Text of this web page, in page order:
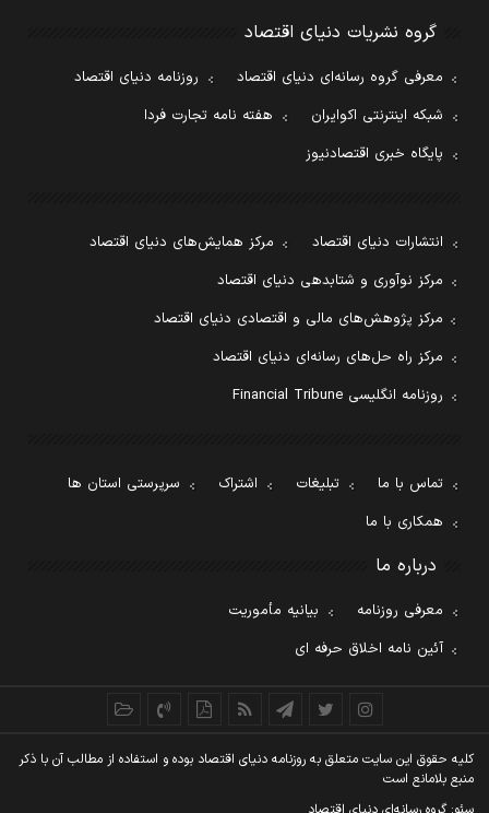
گروه نشریات دنیای اقتصاد
معرفی گروه رسانه‌ای دنیای اقتصاد
روزنامه دنیای اقتصاد
شبکه اینترنتی اکوایران
هفته نامه تجارت فردا
پایگاه خبری اقتصادنیوز
انتشارات دنیای اقتصاد
مرکز همایش‌های دنیای اقتصاد
مرکز نوآوری و شتابدهی دنیای اقتصاد
مرکز پژوهش‌های مالی و اقتصادی دنیای اقتصاد
مرکز راه حل‌های رسانه‌ای دنیای اقتصاد
روزنامه انگلیسی Financial Tribune
تماس با ما تبلیغات اشتراک
سرپرستی استان ها
همکاری با ما
درباره ما
معرفی روزنامه
بیانیه مأموریت
آئین نامه اخلاق حرفه ای
کليه حقوق اين سايت متعلق به روزنامه دنيای اقتصاد بوده و استفاده از مطالب آن با ذکر
منبع بلامانع است